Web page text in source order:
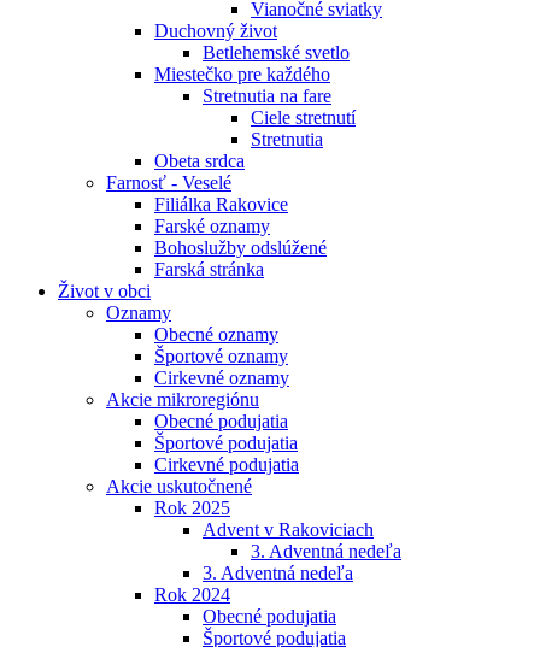
Vianočné sviatky
Duchovný život
Betlehemské svetlo
Miestečko pre každého
Stretnutia na fare
Ciele stretnutí
Stretnutia
Obeta srdca
Farnosť - Veselé
Filiálka Rakovice
Farské oznamy
Bohoslužby odslúžené
Farská stránka
Život v obci
Oznamy
Obecné oznamy
Športové oznamy
Cirkevné oznamy
Akcie mikroregiónu
Obecné podujatia
Športové podujatia
Cirkevné podujatia
Akcie uskutočnené
Rok 2025
Advent v Rakoviciach
3. Adventná nedeľa
3. Adventná nedeľa
Rok 2024
Obecné podujatia
Športové podujatia